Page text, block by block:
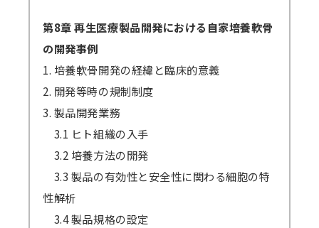
第8章 再生医療製品開発における自家培養軟骨
の開発事例
1. 培養軟骨開発の経緯と臨床的意義
2. 開発等時の規制制度
3. 製品開発業務
3.1 ヒト組織の入手
3.2 培養方法の開発
3.3 製品の有効性と安全性に関わる細胞の特
性解析
3.4 製品規格の設定